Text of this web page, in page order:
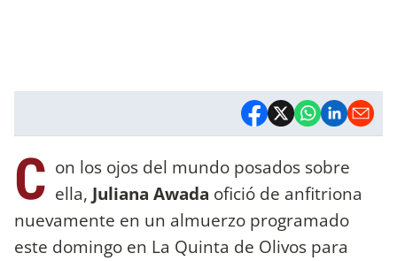
C on los ojos del mundo posados sobre
ella, Juliana Awada ofició de anfitriona
nuevamente en un almuerzo programado
este domingo en La Quinta de Olivos para